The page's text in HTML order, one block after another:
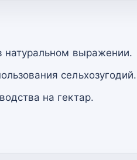
натуральном выражении.
сельхозугодий.
на гектар.